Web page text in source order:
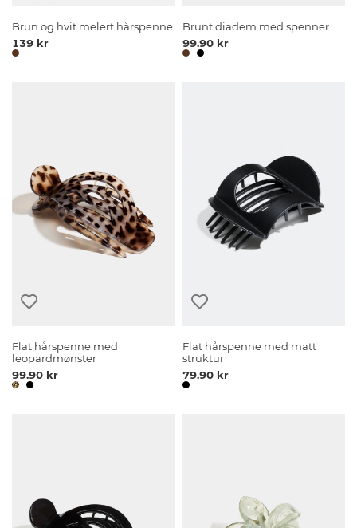
Brun og hvit melert hårspenne
139 kr
Brunt diadem med spenner
99.90 kr
Flat hårspenne med
leopardmønster
99.90 kr
Flat hårspenne med matt
struktur
79.90 kr